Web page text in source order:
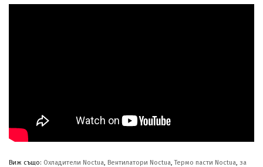
Виж също: Охладители Noctua, Вентилатори Noctua,Термо пасти Noctua, за